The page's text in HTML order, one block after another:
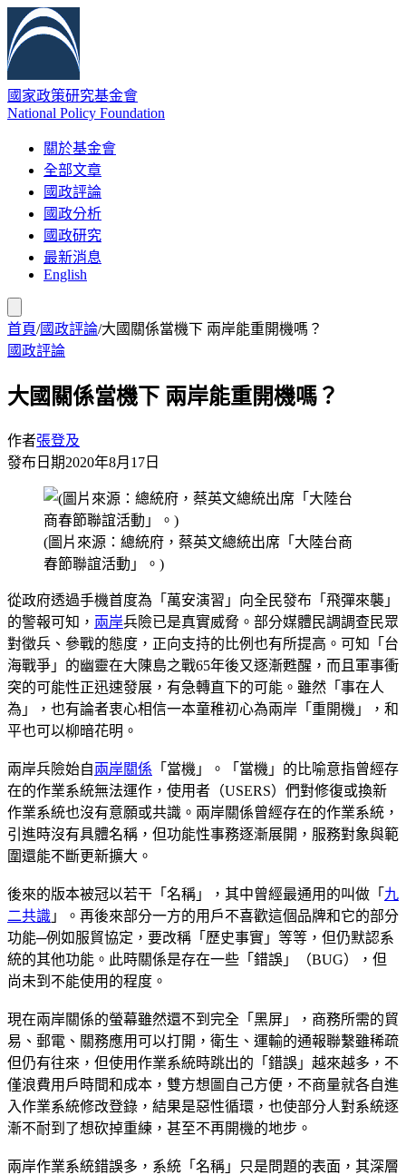
國家政策研究基金會
National Policy Foundation
關於基金會
全部文章
國政評論
國政分析
國政研究
最新消息
English
首頁/國政評論/大國關係當機下 兩岸能重開機嗎？
國政評論
大國關係當機下 兩岸能重開機嗎？
作者張登及
發布日期2020年8月17日
(圖片來源：總統府，蔡英文總統出席「大陸台商
春節聯誼活動」。)
從政府透過手機首度為「萬安演習」向全民發布「飛彈來襲」
的警報可知， 兩岸兵險已是真實威脅。部分媒體民調調查民眾
對徵兵、參戰的態度，正向支持的比例也有所提高。可知「台
海戰爭」的幽靈在大陳島之戰65年後又逐漸甦醒，而且軍事衝
突的可能性正迅速發展，有急轉直下的可能。雖然「事在人
為」，也有論者衷心相信一本童稚初心為兩岸「重開機」，和
平也可以柳暗花明。
兩岸兵險始自兩岸關係 「當機」。「當機」的比喻意指曾經存
在的作業系統無法運作，使用者（USERS）們對修復或換新
作業系統也沒有意願或共識。兩岸關係曾經存在的作業系統，
引進時沒有具體名稱，但功能性事務逐漸展開，服務對象與範
圍還能不斷更新擴大。
後來的版本被冠以若干「名稱」，其中曾經最通用的叫做「 九
二共識 」。再後來部分一方的用戶不喜歡這個品牌和它的部分
功能─例如服貿協定，要改稱「歷史事實」等等，但仍默認系
統的其他功能。此時關係是存在一些「錯誤」（BUG），但
尚未到不能使用的程度。
現在兩岸關係的螢幕雖然還不到完全「黑屏」，商務所需的貿
易、郵電、關務應用可以打開，衛生、運輸的通報聯繫雖稀疏
但仍有往來，但使用作業系統時跳出的「錯誤」越來越多，不
僅浪費用戶時間和成本，雙方想圖自己方便，不商量就各自進
入作業系統修改登錄，結果是惡性循環，也使部分人對系統逐
漸不耐到了想砍掉重練，甚至不再開機的地步。
兩岸作業系統錯誤多，系統「名稱」只是問題的表面，其深層